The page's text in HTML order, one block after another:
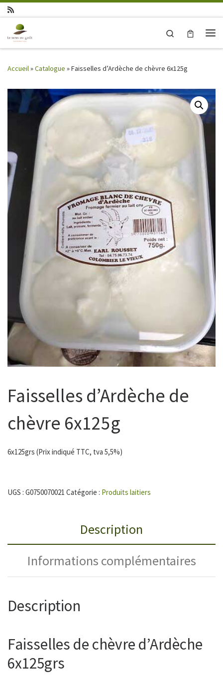
Skip to content
Search
Accueil»Catalogue »Faisselles d’Ardèche de chèvre 6x125g
Faisselles d’Ardèche de
chèvre 6x125g
6x125grs (Prix indiqué TTC, tva 5,5%)
UGS : G0750070021 Catégorie : Produits laitiers
Description
Informations complémentaires
Description
Faisselles de chèvre d’Ardèche
6x125grs